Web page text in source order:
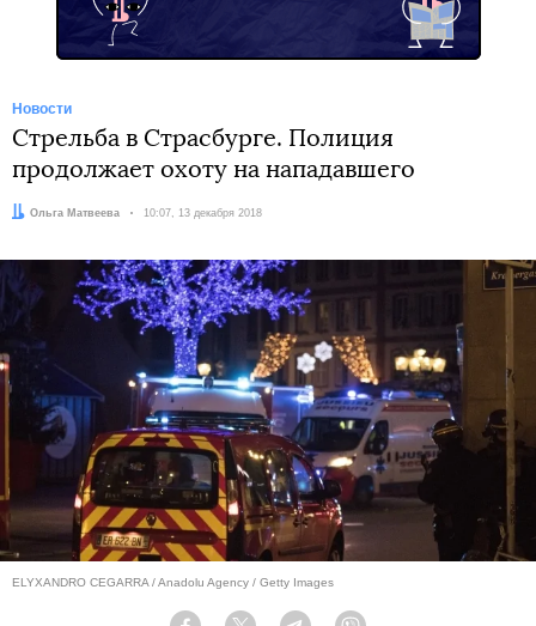
Новости
Стрельба в Страсбурге. Полиция
продолжает охоту на нападавшего
Автор:
Ольга Матвеева Дата:
10:07, 13 декабря 2018
ELYXANDRO CEGARRA / Anadolu Agency / Getty Images